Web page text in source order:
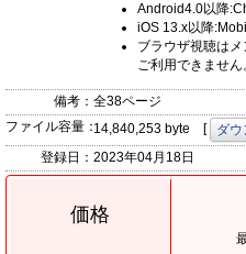
Android4.0以降
iOS 13.x以降
ブラウザ視聴は
ご利用できません
備考： 全38ページ
ファイル容量：14,840,253 byte [ ダウ
登録日： 2023年04月18日
価格